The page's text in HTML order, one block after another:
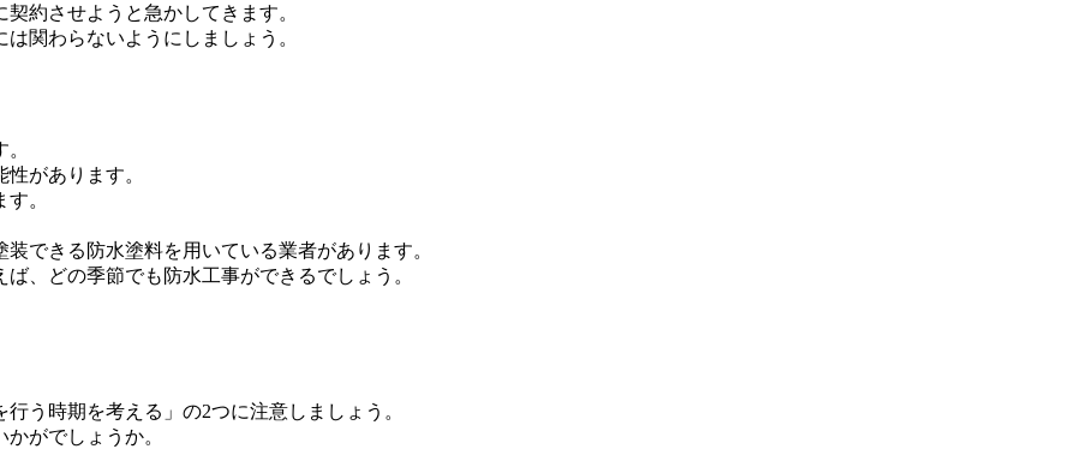
約させようと急かしてきます。
関わらないようにしましょう。
があります。
。
できる防水塗料を用いている業者があります。
、どの季節でも防水工事ができるでしょう。
う時期を考える」の2つに注意しましょう。
がでしょうか。